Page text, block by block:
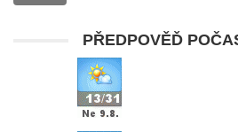
PŘEDPOVĚĎ